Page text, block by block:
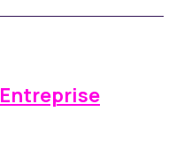
Entreprise